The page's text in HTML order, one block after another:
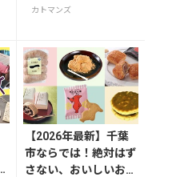
カトマンズ
【2026年最新】千葉
市ならでは！絶対はず
さない、おいしいお土